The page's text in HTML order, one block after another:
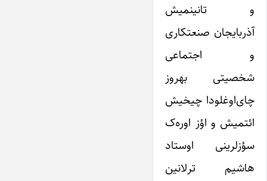
و تانینمیش
آذربایجان صنعتکاری
و اجتماعی
شخصیتی بهروز
چای‌اوغلودا چیخیش
ائتمیش و اؤز اوره‌ک
سؤزلرینی اوستاد
هاشیم ترلانین